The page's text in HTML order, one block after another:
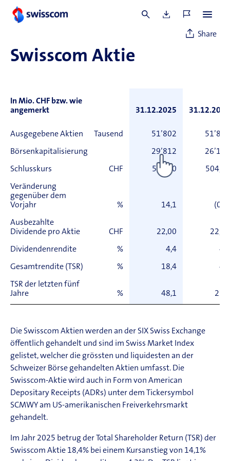
Swisscom Aktie
Share
In Mio. CHF bzw. wie
angemerkt
31.12.2025 31.12.2024
Ausgegebene Aktien Tausend 51’802 51’802
Börsenkapitalisierung 29’812 26’134
Schlusskurs CHF 575,50 504,50
Veränderung
gegenüber dem
Vorjahr
% 14,1 (0,3)
Ausbezahlte
Dividende pro Aktie
CHF 22,00 22,00
Dividendenrendite % 4,4 4,3
Gesamtrendite (TSR) % 18,4 4,1
TSR der letzten fünf
Jahre
% 48,1 27,3
Die Swisscom Aktien werden an der SIX Swiss Exchange
öffentlich gehandelt und sind im Swiss Market Index
gelistet, welcher die grössten und liquidesten an der
Schweizer Börse gehandelten Aktien umfasst. Die
Swisscom-Aktie wird auch in Form von American
Depositary Receipts (ADRs) unter dem Tickersymbol
SCMWY am US-amerikanischen Freiverkehrsmarkt
gehandelt.
Im Jahr 2025 betrug der Total Shareholder Return (TSR) der
Swisscom Aktie 18,4% bei einem Kursanstieg von 14,1%